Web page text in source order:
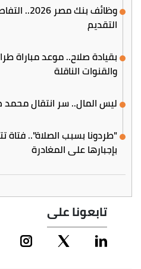
وظائف بنك
التقديم
بقيادة صلاح.. موعد مباراة
والقنوات الناقلة
ليس المال.. سر انتقال محمد
"طردونا بسبب الصلاة"..
بإجبارها على المغادرة
تابعونا على